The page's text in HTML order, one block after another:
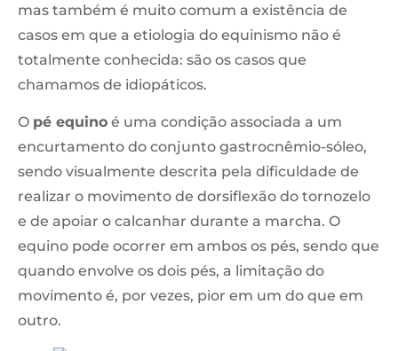
mas também é muito comum a existência de
casos em que a etiologia do equinismo não é
totalmente conhecida: são os casos que
chamamos de idiopáticos.
O pé equino é uma condição associada a um
encurtamento do conjunto gastrocnêmio-sóleo,
sendo visualmente descrita pela dificuldade de
realizar o movimento de dorsiflexão do tornozelo
e de apoiar o calcanhar durante a marcha. O
equino pode ocorrer em ambos os pés, sendo que
quando envolve os dois pés, a limitação do
movimento é, por vezes, pior em um do que em
outro.